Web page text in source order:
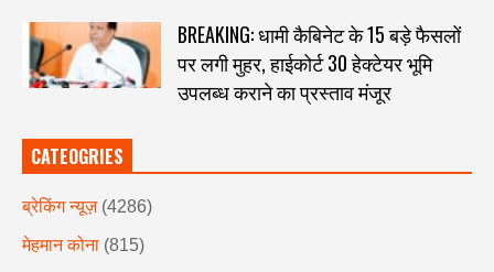
BREAKING: धामी कैबिनेट के 15 बड़े फैसलों
पर लगी मुहर, हाईकोर्ट 30 हेक्टेयर भूमि
उपलब्ध कराने का प्रस्ताव मंजूर
CATEOGRIES
ब्रेकिंग न्यूज़ (4286)
मेहमान कोना (815)